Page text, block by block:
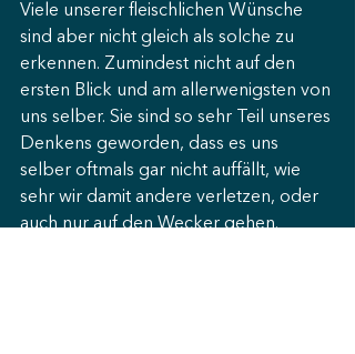
Viele unserer fleischlichen Wünsche
sind aber nicht gleich als solche zu
erkennen. Zumindest nicht auf den
ersten Blick und am allerwenigsten von
uns selber. Sie sind so sehr Teil unseres
Denkens geworden, dass es uns
selber oftmals gar nicht auffällt, wie
sehr wir damit andere verletzen, oder
auch nur auf den Wecker gehen.